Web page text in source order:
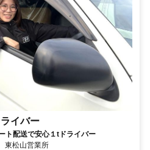
イバー
ト配送で安心１tドライバー
東松山営業所